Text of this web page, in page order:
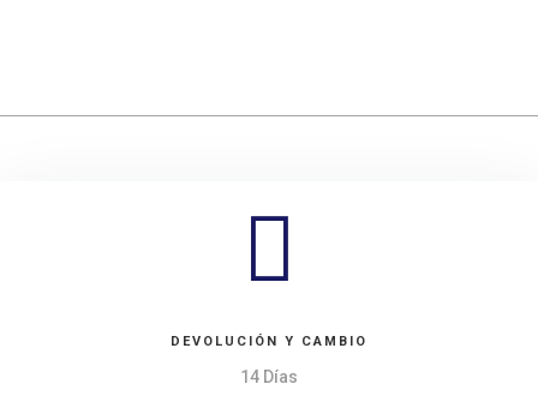

DEVOLUCIÓN Y CAMBIO
14 Días